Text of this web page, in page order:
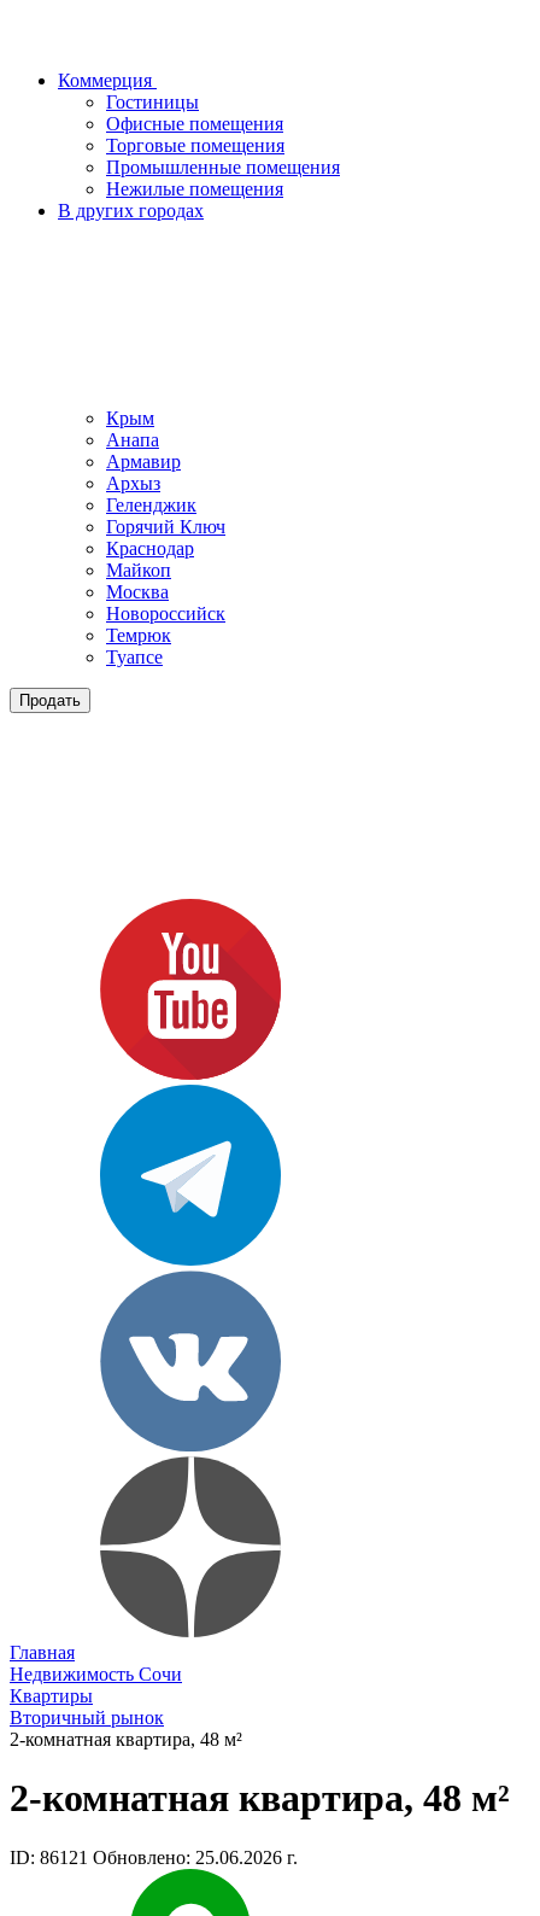
Коммерция
Гостиницы
Офисные помещения
Торговые помещения
Промышленные помещения
Нежилые помещения
В других городах
Крым
Анапа
Армавир
Архыз
Геленджик
Горячий Ключ
Краснодар
Майкоп
Москва
Новороссийск
Темрюк
Туапсе
Продать
Главная
Недвижимость Сочи
Квартиры
Вторичный рынок
2-комнатная квартира, 48 м²
2-комнатная квартира, 48 м²
ID: 86121 Обновлено: 25.06.2026 г.